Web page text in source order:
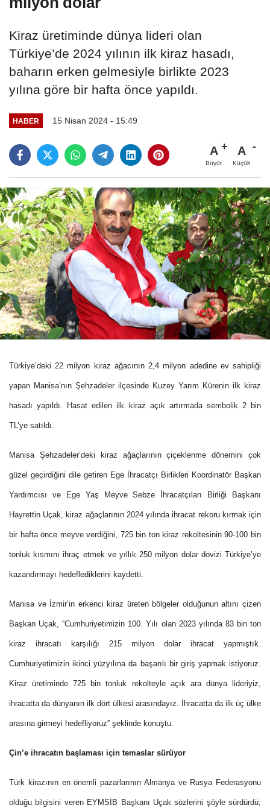
Kiraz üretiminde dünya lideri olan
Türkiye’de 2024 yılının ilk kiraz hasadı,
baharın erken gelmesiyle birlikte 2023
yılına göre bir hafta önce yapıldı.
HABER 15 Nisan 2024 - 15:49
A
Büyüt
A
Küçült
Türkiye’deki 22 milyon kiraz ağacının 2,4 milyon adedine ev sahipliği
yapan Manisa’nın Şehzadeler ilçesinde Kuzey Yarım Kürenin ilk kiraz
hasadı yapıldı. Hasat edilen ilk kiraz açık artırmada sembolik 2 bin
TL’ye satıldı.
Manisa Şehzadeler’deki kiraz ağaçlarının çiçeklenme dönemini çok
güzel geçirdiğini dile getiren Ege İhracatçı Birlikleri Koordinatör Başkan
Yardımcısı ve Ege Yaş Meyve Sebze İhracatçıları Birliği Başkanı
Hayrettin Uçak, kiraz ağaçlarının 2024 yılında ihracat rekoru kırmak için
bir hafta önce meyve verdiğini, 725 bin ton kiraz rekoltesinin 90-100 bin
tonluk kısmını ihraç etmek ve yıllık 250 milyon dolar dövizi Türkiye’ye
kazandırmayı hedeflediklerini kaydetti.
Manisa ve İzmir’in erkenci kiraz üreten bölgeler olduğunun altını çizen
Başkan Uçak, “Cumhuriyetimizin 100. Yılı olan 2023 yılında 83 bin ton
kiraz ihracatı karşılığı 215 milyon dolar ihracat yapmıştık.
Cumhuriyetimizin ikinci yüzyılına da başarılı bir giriş yapmak istiyoruz.
Kiraz üretiminde 725 bin tonluk rekolteyle açık ara dünya lideriyiz,
ihracatta da dünyanın ilk dört ülkesi arasındayız. İhracatta da ilk üç ülke
arasına girmeyi hedefliyoruz” şeklinde konuştu.
Çin’e ihracatın başlaması için temaslar sürüyor
Türk kirazının en önemli pazarlarının Almanya ve Rusya Federasyonu
olduğu bilgisini veren EYMSİB Başkanı Uçak sözlerini şöyle sürdürdü;